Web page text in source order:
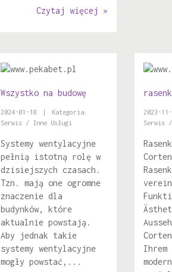
Czytaj więcej »
Wszystko na budowę
2024-01-18 |
Kategoria:
Serwis / Inne Usługi
Systemy wentylacyjne
pełnią istotną rolę w
dzisiejszych czasach.
Tzn. mają one ogromne
znaczenie dla
budynków, które
aktualnie powstają.
Aby jednak takie
systemy wentylacyjne
mogły powstać,...
2023-
Serwis
Ihrem